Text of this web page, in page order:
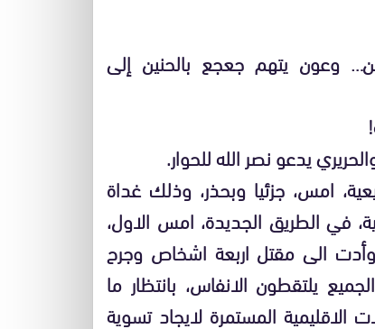
وعون يتهم جعجع بالحنين إلى
يدعو نصر الله للحوار.
امس، جزئيا وبحذر، وذلك غداة
في الطريق الجديدة، امس الاول،
الى مقتل اربعة اشخاص وجرح
يلتقطون الانفاس، بانتظار ما
المستمرة لايجاد تسوية